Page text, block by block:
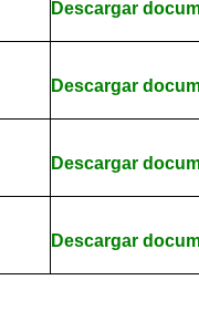
Descargar
Descargar
Descargar
Descargar